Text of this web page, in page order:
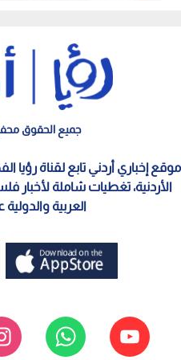
بارز فيها
جميع الحقوق
موقع إخباري أردني تابع لقناة رؤيا
الأردنية، تغطيات شاملة لأخبار
العربية